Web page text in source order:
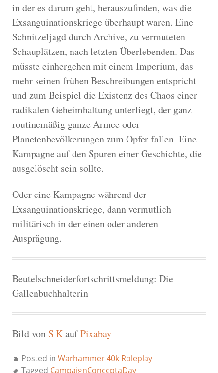
in der es darum geht, herauszufinden, was die
Exsanguinationskriege überhaupt waren. Eine
Schnitzeljagd durch Archive, zu vermuteten
Schauplätzen, nach letzten Überlebenden. Das
müsste einhergehen mit einem Imperium, das
mehr seinen frühen Beschreibungen entspricht
und zum Beispiel die Existenz des Chaos einer
radikalen Geheimhaltung unterliegt, der ganz
routinemäßig ganze Armee oder
Planetenbevölkerungen zum Opfer fallen. Eine
Kampagne auf den Spuren einer Geschichte, die
ausgelöscht sein sollte.
Oder eine Kampagne während der
Exsanguinationskriege, dann vermutlich
militärisch in der einen oder anderen
Ausprägung.
Beutelschneiderfortschrittsmeldung: Die
Gallenbuchhalterin
Bild von S KaufPixabay
Posted in Warhammer 40k Roleplay
Tagged CampaignConceptaDay